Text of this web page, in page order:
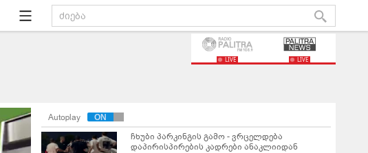
LIVE LIVE
Autoplay
ჩხუბი პარკინგის გამო - ვრცელდება
დაპირისპირების კადრები ანაკლიიდან